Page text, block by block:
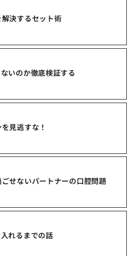
決するセット術
いのか徹底検証する
見逃すな！
せないパートナーの口腔問題
れるまでの話